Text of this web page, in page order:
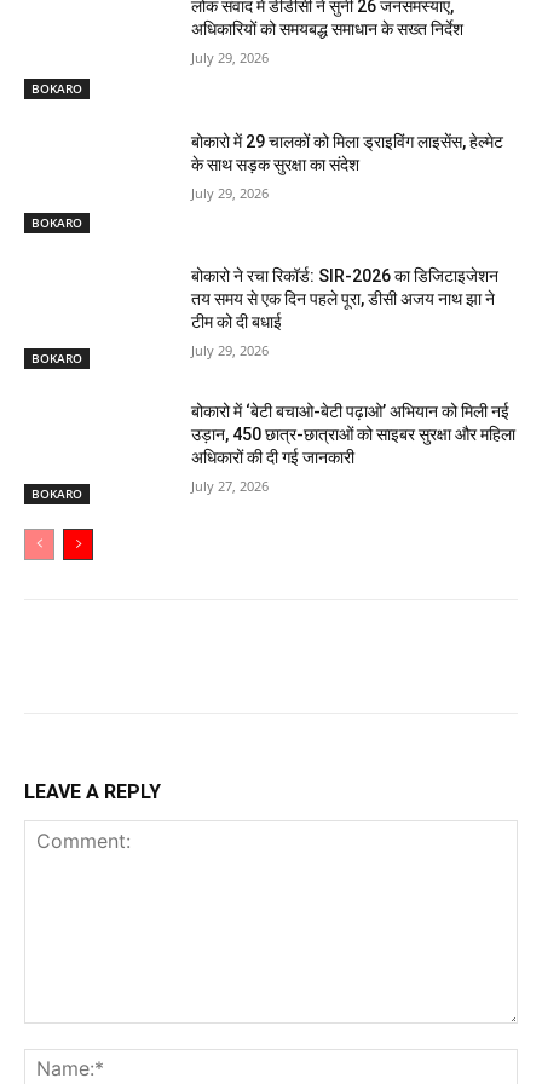
BOKARO
लोक संवाद में डीडीसी ने सुनीं 26 जनसमस्याएं,
अधिकारियों को समयबद्ध समाधान के सख्त निर्देश
July 29, 2026
BOKARO
बोकारो में 29 चालकों को मिला ड्राइविंग लाइसेंस, हेल्मेट
के साथ सड़क सुरक्षा का संदेश
July 29, 2026
BOKARO
बोकारो ने रचा रिकॉर्ड: SIR-2026 का डिजिटाइजेशन
तय समय से एक दिन पहले पूरा, डीसी अजय नाथ झा ने
टीम को दी बधाई
July 29, 2026
BOKARO
बोकारो में ‘बेटी बचाओ-बेटी पढ़ाओ’ अभियान को मिली नई
उड़ान, 450 छात्र-छात्राओं को साइबर सुरक्षा और महिला
अधिकारों की दी गई जानकारी
July 27, 2026
LEAVE A REPLY